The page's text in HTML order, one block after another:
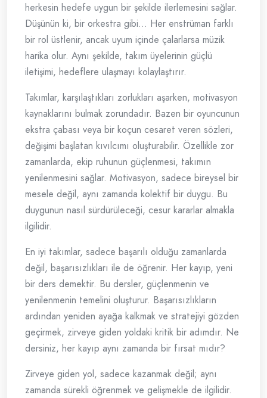
herkesin hedefe uygun bir şekilde ilerlemesini sağlar.
Düşünün ki, bir orkestra gibi… Her enstrüman farklı
bir rol üstlenir, ancak uyum içinde çalarlarsa müzik
harika olur. Aynı şekilde, takım üyelerinin güçlü
iletişimi, hedeflere ulaşmayı kolaylaştırır.
Takımlar, karşılaştıkları zorlukları aşarken, motivasyon
kaynaklarını bulmak zorundadır. Bazen bir oyuncunun
ekstra çabası veya bir koçun cesaret veren sözleri,
değişimi başlatan kıvılcımı oluşturabilir. Özellikle zor
zamanlarda, ekip ruhunun güçlenmesi, takımın
yenilenmesini sağlar. Motivasyon, sadece bireysel bir
mesele değil, aynı zamanda kolektif bir duygu. Bu
duygunun nasıl sürdürüleceği, cesur kararlar almakla
ilgilidir.
En iyi takımlar, sadece başarılı olduğu zamanlarda
değil, başarısızlıkları ile de öğrenir. Her kayıp, yeni
bir ders demektir. Bu dersler, güçlenmenin ve
yenilenmenin temelini oluşturur. Başarısızlıkların
ardından yeniden ayağa kalkmak ve stratejiyi gözden
geçirmek, zirveye giden yoldaki kritik bir adımdır. Ne
dersiniz, her kayıp aynı zamanda bir fırsat mıdır?
Zirveye giden yol, sadece kazanmak değil; aynı
zamanda sürekli öğrenmek ve gelişmekle de ilgilidir.